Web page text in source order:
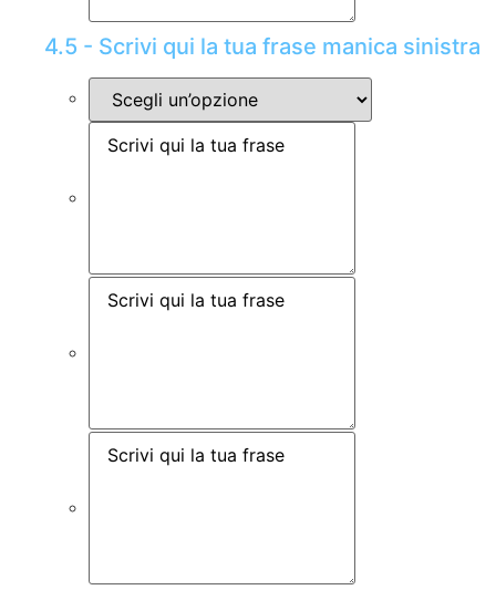
4.5 - Scrivi qui la tua frase manica sinistra